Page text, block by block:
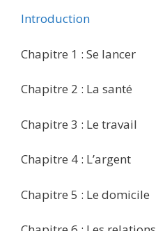
Introduction
Chapitre 1 : Se lancer
Chapitre 2 : La santé
Chapitre 3 : Le travail
Chapitre 4 : L’argent
Chapitre 5 : Le domicile